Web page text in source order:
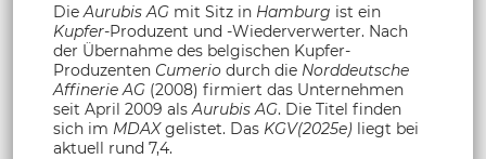
Die Aurubis AG mit Sitz in Hamburg ist ein
Kupfer-Produzent und -Wiederverwerter. Nach
der Übernahme des belgischen Kupfer-
Produzenten Cumerio durch die Norddeutsche
Affinerie AG (2008) firmiert das Unternehmen
seit April 2009 als Aurubis AG. Die Titel finden
sich im MDAXgelistet. Das KGV(2025e) liegt bei
aktuell rund 7,4.